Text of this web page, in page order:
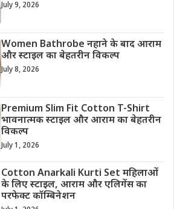
July 9, 2026
Women Bathrobe नहाने के बाद आराम
और स्टाइल का बेहतरीन विकल्प
July 8, 2026
Premium Slim Fit Cotton T-Shirt
भावनात्मक स्टाइल और आराम का बेहतरीन
विकल्प
July 1, 2026
Cotton Anarkali Kurti Set महिलाओं
के लिए स्टाइल, आराम और एलिगेंस का
परफेक्ट कॉम्बिनेशन